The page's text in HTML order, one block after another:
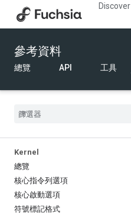
Discover
參考資料
總覽 API 工具
Kernel
總覽
核心指令列選項
核心啟動選項
符號標記格式